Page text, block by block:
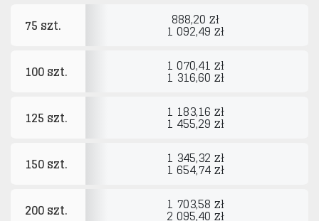
75 szt. 888,20 zł
1 092,49 zł
100 szt. 1 070,41 zł
1 316,60 zł
125 szt. 1 183,16 zł
1 455,29 zł
150 szt. 1 345,32 zł
1 654,74 zł
200 szt. 1 703,58 zł
2 095,40 zł